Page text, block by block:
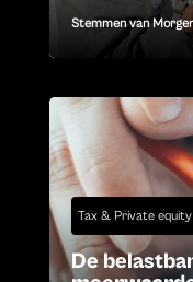
Stemmen van
Tax & Private equity
De